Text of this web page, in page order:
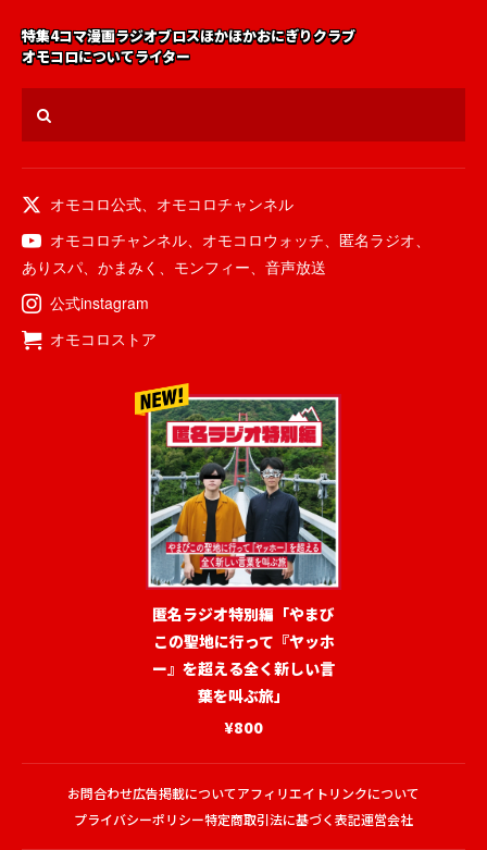
特集4コマ漫画ラジオブロスほかほかおにぎりクラブ
オモコロについてライター
オモコロ公式、 オモコロチャンネル
オモコロチャンネル、 オモコロウォッチ、 匿名ラジオ、
ありスパ、 かまみく 、 モンフィー、 音声放送
公式instagram
オモコロストア
匿名ラジオ特別編「やまび
この聖地に行って『ヤッホ
ー』を超える全く新しい言
葉を叫ぶ旅」
¥800
お問合わせ広告掲載についてアフィリエイトリンクについて
プライバシーポリシー特定商取引法に基づく表記運営会社